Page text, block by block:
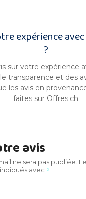
expérience
?
sur votre expérience
transparence et des
les avis en
faites sur Offres.ch
avis
ne sera pas publiée.
avec